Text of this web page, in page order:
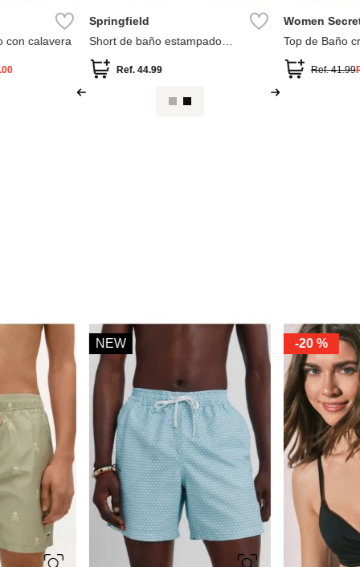
con calavera
Springfield
Short de baño estampado
Ref.44.99
Women
Top de Baño
Ref.41.99
NEW
L
M
XL
-20 %
85B